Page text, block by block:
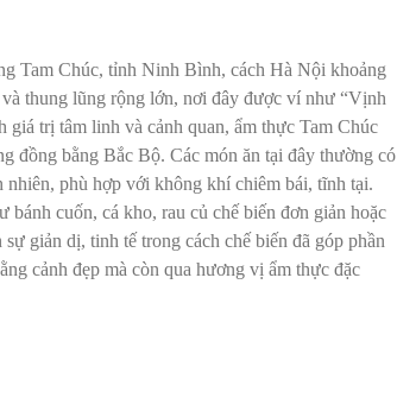
Tam Chúc, tỉnh Ninh Bình, cách Hà Nội khoảng
thung lũng rộng lớn, nơi đây được ví như “Vịnh
giá trị tâm linh và cảnh quan, ẩm thực Tam Chúc
đồng bằng Bắc Bộ. Các món ăn tại đây thường có
phù hợp với không khí chiêm bái, tĩnh tại.
cuốn, cá kho, rau củ chế biến đơn giản hoặc
giản dị, tinh tế trong cách chế biến đã góp phần
cảnh đẹp mà còn qua hương vị ẩm thực đặc